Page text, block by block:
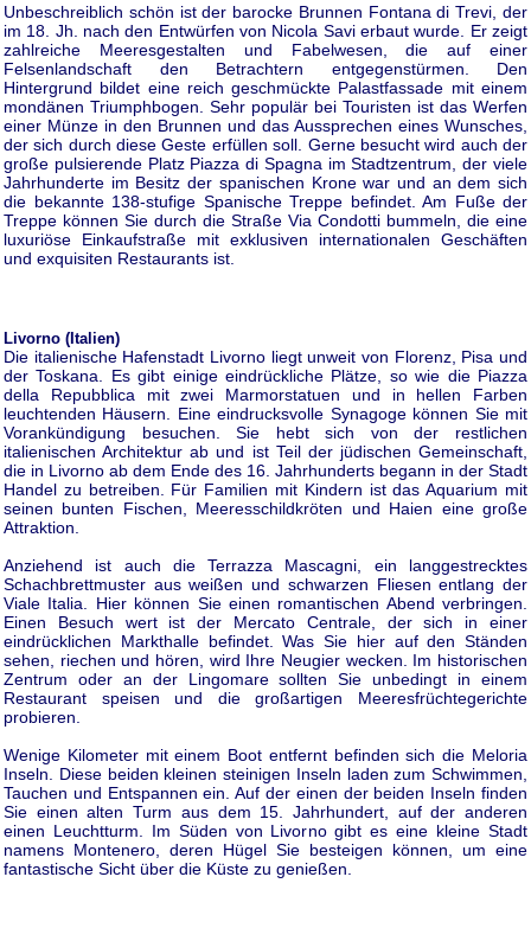
Unbeschreiblich schön ist der barocke Brunnen Fontana di Trevi, der
im 18. Jh. nach den Entwürfen von Nicola Savi erbaut wurde. Er zeigt
zahlreiche Meeresgestalten und Fabelwesen, die auf einer
Felsenlandschaft den Betrachtern entgegenstürmen. Den
Hintergrund bildet eine reich geschmückte Palastfassade mit einem
mondänen Triumphbogen. Sehr populär bei Touristen ist das Werfen
einer Münze in den Brunnen und das Aussprechen eines Wunsches,
der sich durch diese Geste erfüllen soll. Gerne besucht wird auch der
große pulsierende Platz Piazza di Spagna im Stadtzentrum, der viele
Jahrhunderte im Besitz der spanischen Krone war und an dem sich
die bekannte 138-stufige Spanische Treppe befindet. Am Fuße der
Treppe können Sie durch die Straße Via Condotti bummeln, die eine
luxuriöse Einkaufstraße mit exklusiven internationalen Geschäften
und exquisiten Restaurants ist.
Livorno (Italien)
Die italienische Hafenstadt Livorno liegt unweit von Florenz, Pisa und
der Toskana. Es gibt einige eindrückliche Plätze, so wie die Piazza
della Repubblica mit zwei Marmorstatuen und in hellen Farben
leuchtenden Häusern. Eine eindrucksvolle Synagoge können Sie mit
Vorankündigung besuchen. Sie hebt sich von der restlichen
italienischen Architektur ab und ist Teil der jüdischen Gemeinschaft,
die in Livorno ab dem Ende des 16. Jahrhunderts begann in der Stadt
Handel zu betreiben. Für Familien mit Kindern ist das Aquarium mit
seinen bunten Fischen, Meeresschildkröten und Haien eine große
Attraktion.
Anziehend ist auch die Terrazza Mascagni, ein langgestrecktes
Schachbrettmuster aus weißen und schwarzen Fliesen entlang der
Viale Italia. Hier können Sie einen romantischen Abend verbringen.
Einen Besuch wert ist der Mercato Centrale, der sich in einer
eindrücklichen Markthalle befindet. Was Sie hier auf den Ständen
sehen, riechen und hören, wird Ihre Neugier wecken. Im historischen
Zentrum oder an der Lingomare sollten Sie unbedingt in einem
Restaurant speisen und die großartigen Meeresfrüchtegerichte
probieren.
Wenige Kilometer mit einem Boot entfernt befinden sich die Meloria
Inseln. Diese beiden kleinen steinigen Inseln laden zum Schwimmen,
Tauchen und Entspannen ein. Auf der einen der beiden Inseln finden
Sie einen alten Turm aus dem 15. Jahrhundert, auf der anderen
einen Leuchtturm. Im Süden von Livorno gibt es eine kleine Stadt
namens Montenero, deren Hügel Sie besteigen können, um eine
fantastische Sicht über die Küste zu genießen.